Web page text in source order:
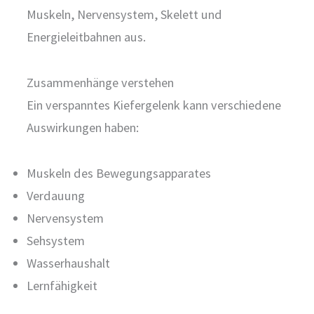
Muskeln, Nervensystem, Skelett und
Energieleitbahnen aus.
Zusammenhänge verstehen
Ein verspanntes Kiefergelenk kann verschiedene
Auswirkungen haben:
Muskeln des Bewegungsapparates
Verdauung
Nervensystem
Sehsystem
Wasserhaushalt
Lernfähigkeit